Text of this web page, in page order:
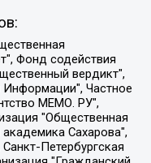
Алла Михайловна, Малкова Ирина Владимировна, Мурадов Мурад Абдулгалимович, Осетинская Елизавета Николаевна, Понасенков Евгений Николаевич, Ганапольский Матвей Юрьевич, Киселев Евгений Алексеевич, Борухович Ирина Григорьевна, Дремин Иван Тимофеевич, Дубровский Дмитрий Викторович, Красноярская региональная общественная организация поддержки и развития альтернативных образовательных технологий и межкультурных коммуникаций "ИНТЕРРА", Маяковская Екатерина Алексеевна, Фейгин Марк Захарович, Филимонов Андрей Викторович, Дзугкоева Регина Николаевна, Доброхотов Роман Александрович, Дудь Юрий Александрович, Елкин Сергей Владимирович, Кругликов Кирилл Игоревич, Сабунаева Мария Леонидовна, Семенов Алексей Владимирович, Шаинян Карен Багратович, Шульман Екатерина Михайловна, Асафьев Артур Валерьевич, Вахштайн Виктор Семенович, Венедиктов Алексей Алексеевич, Лушникова Екатерина Евгеньевна, Волков Леонид Михайлович, Невзоров Александр Глебович, Пархоменко Сергей Борисович, Сироткин Ярослав Николаевич, Кара-Мурза Владимир Владимирович, Баранова Наталья Владимировна, Гозман Леонид Яковлевич, Кагарлицкий Борис Юльевич, Климарев Михаил Валерьевич, Милов Владимир Станиславович, Автономная некоммерческая организация Краснодарский центр современного искусства "Типография", Моргенштерн Алишер Тагирович, Соболь Любовь Эдуардовна, Общество с ограниченной ответственностью "ЛИЗА НОРМ", Каспаров Гарри Кимович, Ходорковский Михаил Борисович, Общество с ограниченной ответственностью "Апрельские тезисы", Данилович Ирина Брониславовна, Кашин Олег Владимирович, Петров Николай Владимирович, Пивоваров Алексей Владимирович, Соколов Михаил Владимирович, Цветкова Юлия Владимировна, Чичваркин Евгений Александрович, Комитет против пыток/Команда против пыток, Общество с ограниченной ответственностью "Первый научный", Общество с ограниченной ответственностью "Вертолет и ко", Белоцерковская Вероника Борисовна, Кац Максим Евгеньевич, Лазарева Татьяна Юрьевна, Шаведдинов Руслан Табризович, Яшин Илья Валерьевич, Общество с ограниченной ответственностью "Иноагент ААВ", Алешковский Дмитрий Петрович, Альбац Евгения Марковна, Быков Дмитрий Львович, Галямина Юлия Евгеньевна, Лойко Сергей Леонидович, Мартынов Кирилл Константинович, Медведев Сергей Александрович, Крашенинников Федор Геннадиевич, Гордеева Катерина Вл